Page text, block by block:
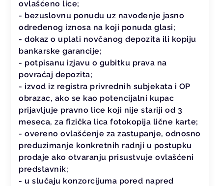
ovlašćeno lice;
- bezuslovnu ponudu uz navođenje jasno
određenog iznosa na koji ponuda glasi;
- dokaz o uplati novčanog depozita ili kopiju
bankarske garancije;
- potpisanu izjavu o gubitku prava na
povraćaj depozita;
- izvod iz registra privrednih subjekata i OP
obrazac, ako se kao potencijalni kupac
prijavljuje pravno lice koji nije stariji od 3
meseca, za fizička lica fotokopija lične karte;
- overeno ovlašćenje za zastupanje, odnosno
preduzimanje konkretnih radnji u postupku
prodaje ako otvaranju prisustvuje ovlašćeni
predstavnik;
- u slučaju konzorcijuma pored napred